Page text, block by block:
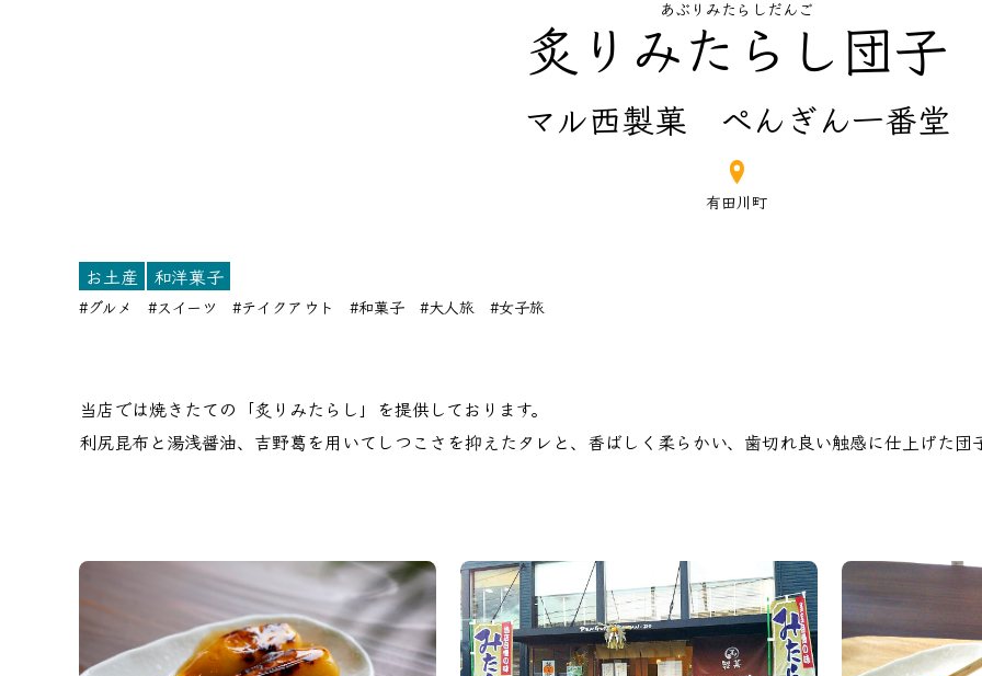
あぶりみたらしだんご
炙りみたらし団子
マル西製菓 ぺんぎん一番堂
有田川町
お土産 和洋菓子
#グルメ #スイーツ #テイクアウト #和菓子 #大人旅 #女子旅
当店では焼きたての「炙りみたらし」を提供しております。
利尻昆布と湯浅醤油、吉野葛を用いてしつこさを抑えたタレと、香ばしく柔らかい、歯切れ良い触感に仕上げた団